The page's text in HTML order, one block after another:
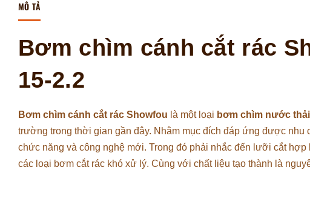
MÔ TẢ
Bơm chìm cánh cắt rác
15-2.2
Bơm chìm cánh cắt rác Showfou là một loại bơm chìm nước thải
trường trong thời gian gần đây. Nhằm mục đích đáp ứng được
chức năng và công nghệ mới. Trong đó phải nhắc đến lưỡi cắt
các loại bơm cắt rác khó xử lý. Cùng với chất liệu tạo thành là